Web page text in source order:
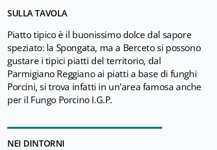
SULLA TAVOLA
Piatto tipico è il buonissimo dolce dal sapore
speziato: la Spongata, ma a Berceto si possono
gustare i tipici piatti del territorio, dal
Parmigiano Reggiano ai piatti a base di funghi
Porcini, si trova infatti in un'area famosa anche
per il Fungo Porcino I.G.P.
NEI DINTORNI